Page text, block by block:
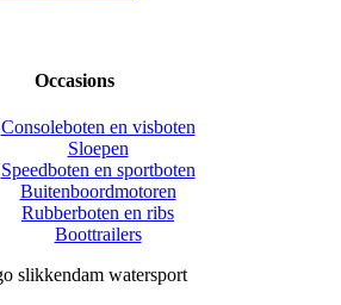
Occasions
Consoleboten en visboten
Sloepen
Speedboten en sportboten
Buitenboordmotoren
Rubberboten en ribs
Boottrailers